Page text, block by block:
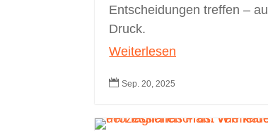
Entscheidungen treffen –
Druck.
Weiterlesen
 Sep. 20, 2025